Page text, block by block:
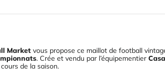
Market vous propose ce maillot de football
. Crée et vendu par l’équipementier
de la saison.